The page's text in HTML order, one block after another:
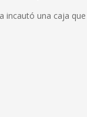
incautó una caja